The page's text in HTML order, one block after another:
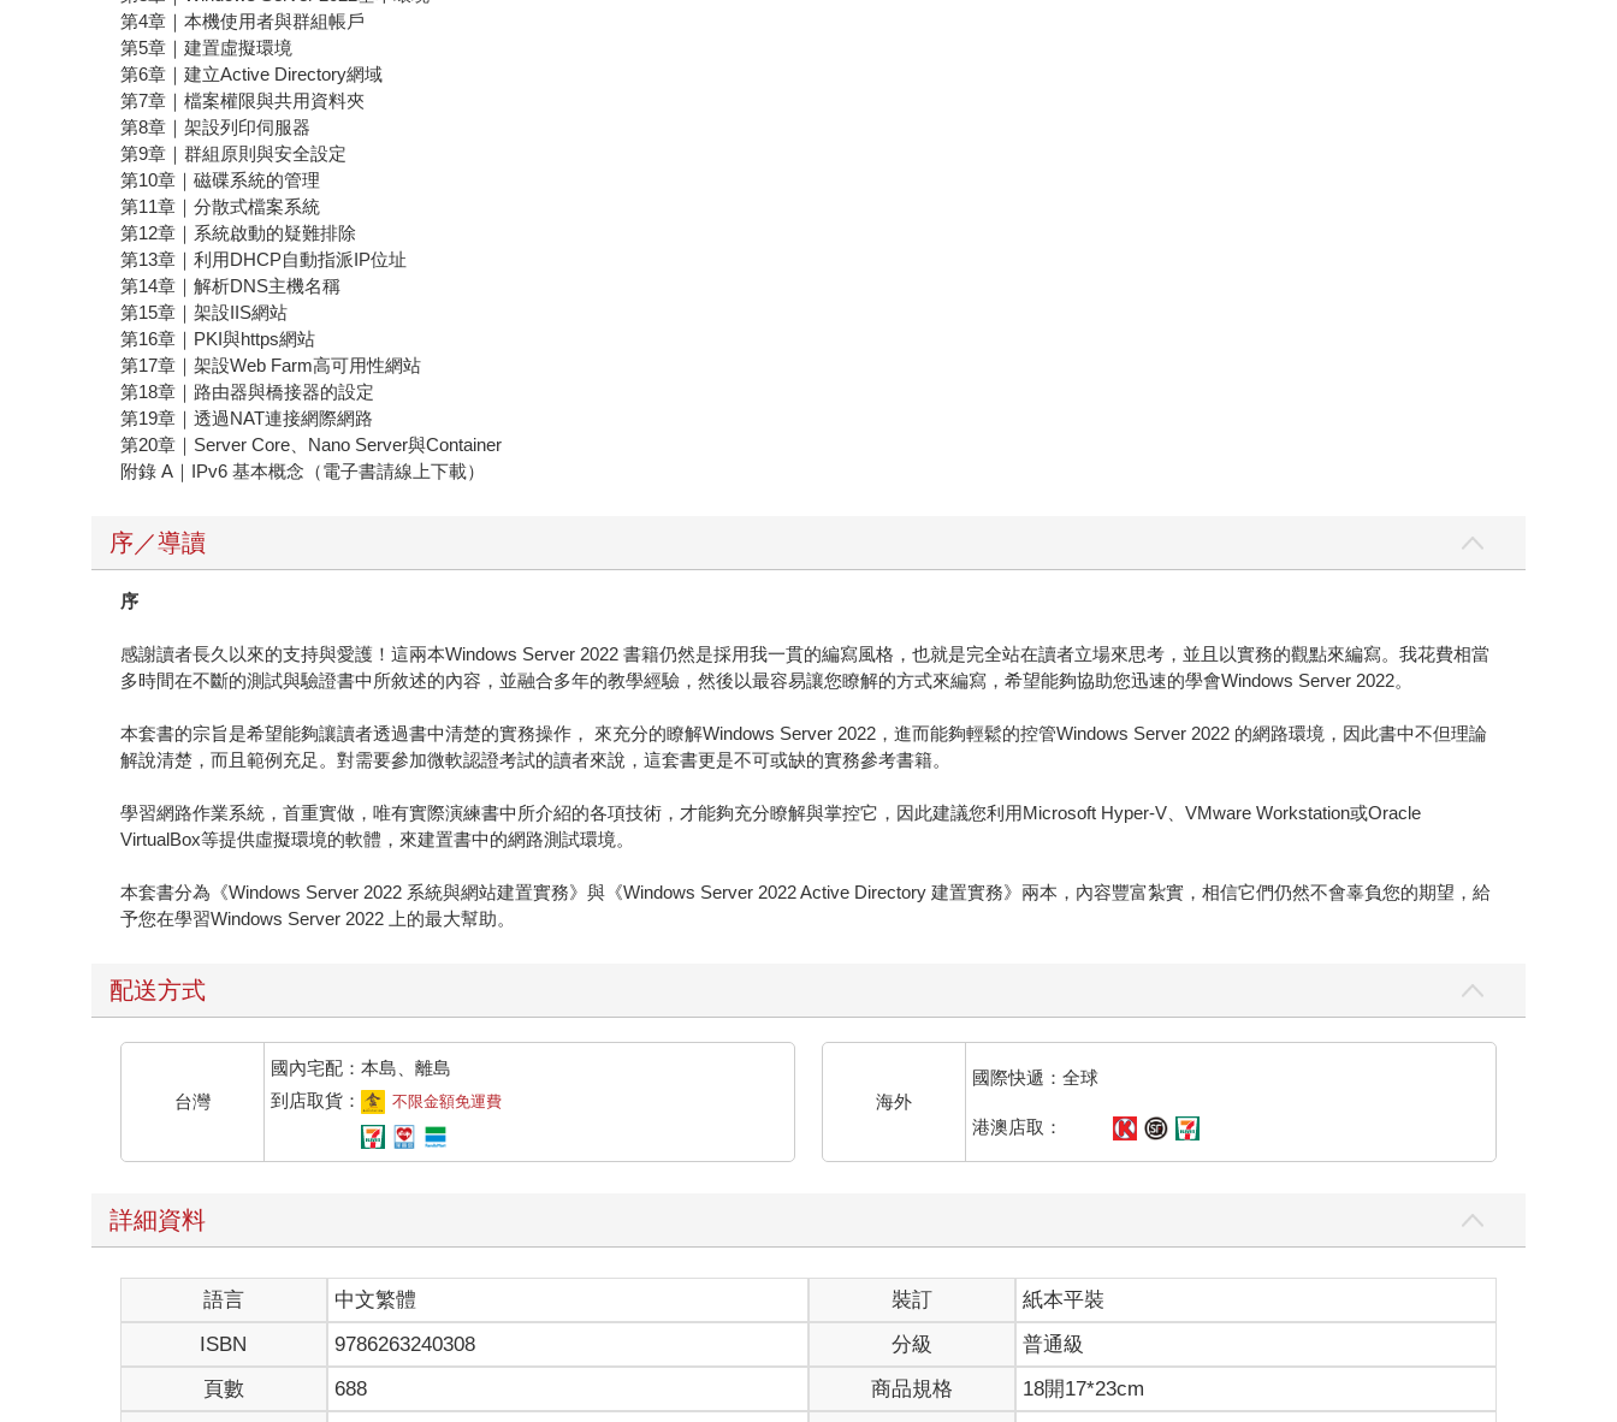
第4章｜本機使用者與群組帳戶
第5章｜建置虛擬環境
第6章｜建立Active Directory網域
第7章｜檔案權限與共用資料夾
第8章｜架設列印伺服器
第9章｜群組原則與安全設定
第10章｜磁碟系統的管理
第11章｜分散式檔案系統
第12章｜系統啟動的疑難排除
第13章｜利用DHCP自動指派IP位址
第14章｜解析DNS主機名稱
第15章｜架設IIS網站
第16章｜PKI與https網站
第17章｜架設Web Farm高可用性網站
第18章｜路由器與橋接器的設定
第19章｜透過NAT連接網際網路
第20章｜Server Core、Nano Server與Container
附錄 A｜IPv6 基本概念（電子書請線上下載）
序／導讀
序
感謝讀者長久以來的支持與愛護！這兩本Windows Server 2022 書籍仍然是採用我一貫的編寫風格，也就是完全站在讀者立場來思考，並且以實務的觀點來編寫。我花費相當
多時間在不斷的測試與驗證書中所敘述的內容，並融合多年的教學經驗，然後以最容易讓您瞭解的方式來編寫，希望能夠協助您迅速的學會Windows Server 2022。
本套書的宗旨是希望能夠讓讀者透過書中清楚的實務操作， 來充分的瞭解Windows Server 2022，進而能夠輕鬆的控管Windows Server 2022 的網路環境，因此書中不但理論
解說清楚，而且範例充足。對需要參加微軟認證考試的讀者來說，這套書更是不可或缺的實務參考書籍。
學習網路作業系統，首重實做，唯有實際演練書中所介紹的各項技術，才能夠充分瞭解與掌控它，因此建議您利用Microsoft Hyper-V、VMware Workstation或Oracle
VirtualBox等提供虛擬環境的軟體，來建置書中的網路測試環境。
本套書分為《Windows Server 2022 系統與網站建置實務》與《Windows Server 2022 Active Directory 建置實務》兩本，內容豐富紮實，相信它們仍然不會辜負您的期望，給
予您在學習Windows Server 2022 上的最大幫助。
配送方式
台灣
國內宅配：本島、離島
到店取貨：
不限金額免運費 海外
國際快遞：全球
港澳店取：
詳細資料
語言 中文繁體 裝訂
紙本平裝
ISBN
9786263240308 分級
普通級
頁數
688 商品規格 18開17*23cm